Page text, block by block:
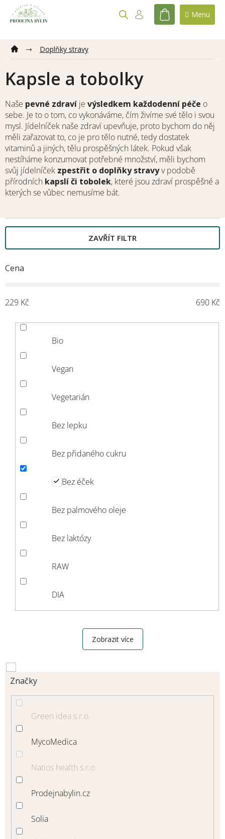
obsah
NÁKUPNÍ
Doplňky stravy
Kapsle a tobolky
Naše pevné zdraví je výsledkem každodenní péče o
sebe. Je to o tom, co vykonáváme, čím živíme své tělo i svou
mysl. Jídelníček naše zdraví upevňuje, proto bychom do něj
měli zařazovat to, co je pro tělo nutné, tedy dostatek
vitaminů a jiných, tělu prospěšných látek. Pokud však
nestíháme konzumovat potřebné množství, měli bychom
svůj jídelníček zpestřit o doplňky stravyv podobě
přírodních kapslí či tobolek, které jsou zdraví prospěšné a
kterých se vůbec nemusíme bát.
ZAVŘÍT FILTR
Cena
229 Kč 690 Kč
Značky
Green idea s.r.o.
MycoMedica
Natios health s.r.o.
Prodejnabylin.cz
Solia
Zobrazit více
Bio
Vegan
Vegetarián
Bez lepku
Bez přidaného cukru
Bez éček
Bez palmového oleje
Bez laktózy
RAW
DIA